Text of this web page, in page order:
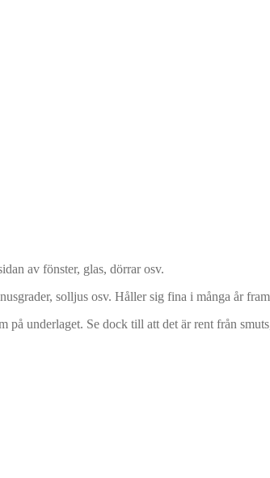
av fönster, glas, dörrar osv.
solljus osv. Håller sig fina i många år
underlaget. Se dock till att det är rent från